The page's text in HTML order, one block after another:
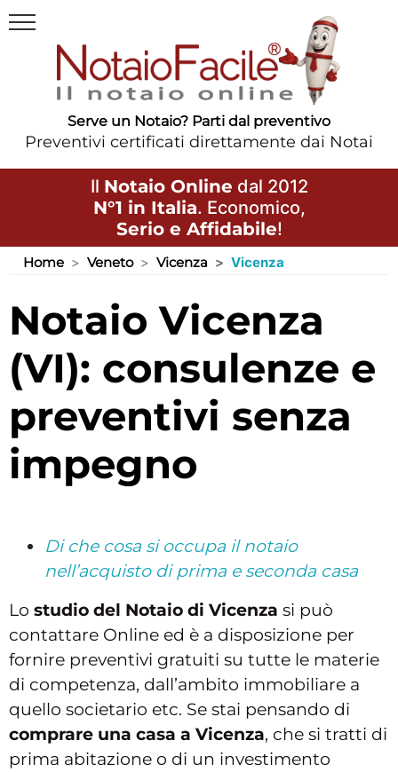
Serve un Notaio? Parti dal preventivo
Preventivi certificati direttamente dai Notai
Il Notaio Online dal 2012
N°1 in Italia. Economico,
Serio e Affidabile!
Home Veneto Vicenza Vicenza
Notaio Vicenza
(VI): consulenze e
preventivi senza
impegno
Di che cosa si occupa il notaio
nell’acquisto di prima e seconda casa
Lo studio del Notaio di Vicenza si può
contattare Online ed è a disposizione per
fornire preventivi gratuiti su tutte le materie
di competenza, dall’ambito immobiliare a
quello societario etc. Se stai pensando di
comprare una casa a Vicenza, che si tratti di
prima abitazione o di un investimento